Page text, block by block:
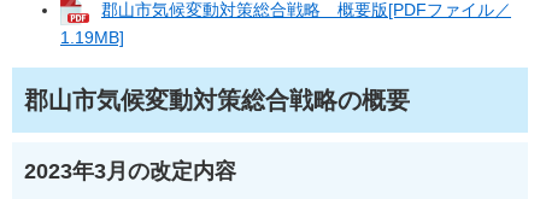
郡山市気候変動対策総合戦略 概要版[PDFファイル／
1.19MB]
郡山市気候変動対策総合戦略の概要
2023年3月の改定内容